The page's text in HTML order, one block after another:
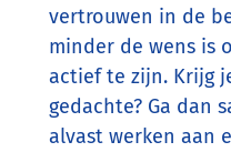
vertrouwen in de
minder de wens is
actief te zijn. Krijg
gedachte? Ga dan
alvast werken aan